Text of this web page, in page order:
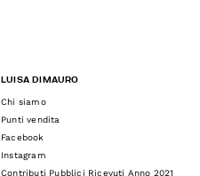
LUISA DIMAURO
Chi siamo
Punti vendita
Facebook
Instagram
Contributi Pubblici Ricevuti Anno 2021